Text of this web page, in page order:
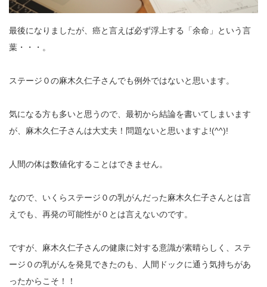
最後になりましたが、癌と言えば必ず浮上する「余命」という言
葉・・・。
ステージ０の麻木久仁子さんでも例外ではないと思います。
気になる方も多いと思うので、最初から結論を書いてしまいます
が、麻木久仁子さんは大丈夫！問題ないと思いますよ!(^^)!
人間の体は数値化することはできません。
なので、いくらステージ０の乳がんだった麻木久仁子さんとは言
えでも、再発の可能性が０とは言えないのです。
ですが、麻木久仁子さんの健康に対する意識が素晴らしく、ステ
ージ０の乳がんを発見できたのも、人間ドックに通う気持ちがあ
ったからこそ！！